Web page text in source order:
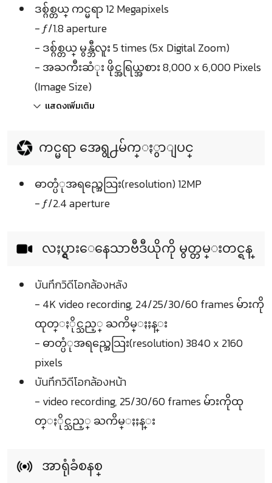
ဒစ္ဂ်စ္တယ္ ကင္မရာ 12 Megapixels
- ƒ/1.8 aperture
- ဒစ္ဂ်စ္တယ္ မွန္ဘီလူး 5 times (5x Digital Zoom)
- အႀကီးဆံုး ဖိုင္အရြယ္အစား 8,000 x 6,000 Pixels
(Image Size)
แสดงเพิ่มเติม
ကင္မရာ အေရွ႕မ်က္ႏွာျပင္
ဓာတ္ပံုအရည္အေသြး(resolution) 12MP
- ƒ/2.4 aperture
လႈပ္ရွားေနေသာဗီဒီယိုကို မွတ္တမ္းတင္ရန္
บันทึกวิดีโอกล้องหลัง
- 4K video recording, 24/25/30/60 frames မ်ားကို
ထုတ္ႏိုင္သည့္ ႀကိမ္ႏႈန္း
- ဓာတ္ပံုအရည္အေသြး(resolution) 3840 x 2160
pixels
บันทึกวิดีโอกล้องหน้า
- video recording, 25/30/60 frames မ်ားကိုထု
တ္ႏိုင္သည့္ ႀကိမ္ႏႈန္း
အာရုံခံစနစ္